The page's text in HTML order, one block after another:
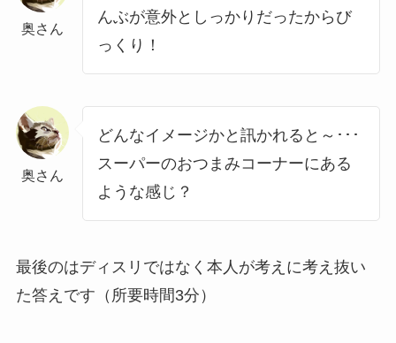
奥さん
んぶが意外としっかりだったからび
っくり！
奥さん
どんなイメージかと訊かれると～･･･
スーパーのおつまみコーナーにある
ような感じ？
最後のはディスリではなく本人が考えに考え抜い
た答えです（所要時間3分）